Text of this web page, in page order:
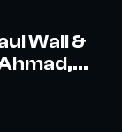
Wall &